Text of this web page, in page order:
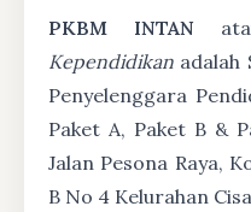
PKBM INTAN
Kependidikan adalah
Penyelenggara
Paket A, Paket B &
Jalan Pesona Raya,
B No 4 Kelurahan